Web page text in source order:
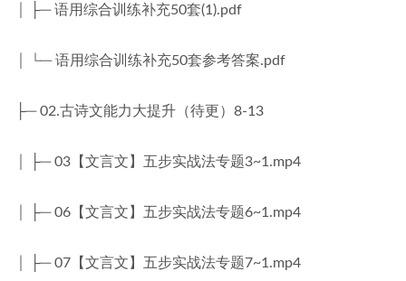
│ ├─ 语用综合训练补充50套(1).pdf
│ └─ 语用综合训练补充50套参考答案.pdf
├─ 02.古诗文能力大提升（待更）8-13
│ ├─ 03【文言文】五步实战法专题3~1.mp4
│ ├─ 06【文言文】五步实战法专题6~1.mp4
│ ├─ 07【文言文】五步实战法专题7~1.mp4